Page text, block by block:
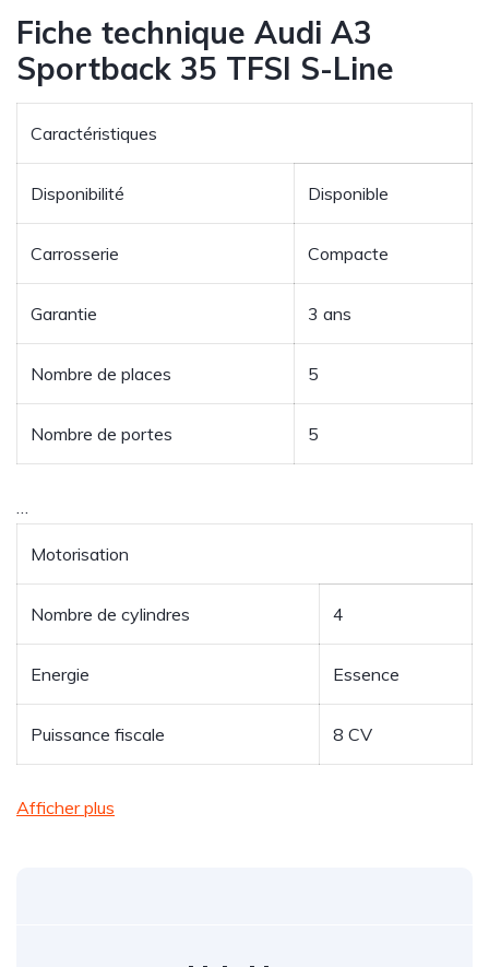
Fiche technique Audi A3
Sportback 35 TFSI S-Line
Caractéristiques
Disponibilité Disponible
Carrosserie Compacte
Garantie 3 ans
Nombre de places 5
Nombre de portes 5
…
Motorisation
Nombre de cylindres 4
Energie Essence
Puissance fiscale 8 CV
Afficher plus